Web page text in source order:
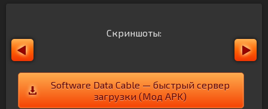
Скриншоты:
Software Data Cable — быстрый сервер
загрузки (Мод APK)